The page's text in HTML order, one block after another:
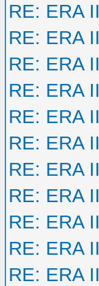
RE: ERA II
RE: ERA II
RE: ERA II
RE: ERA II
RE: ERA II
RE: ERA II
RE: ERA II
RE: ERA II
RE: ERA II
RE: ERA II
RE: ERA II